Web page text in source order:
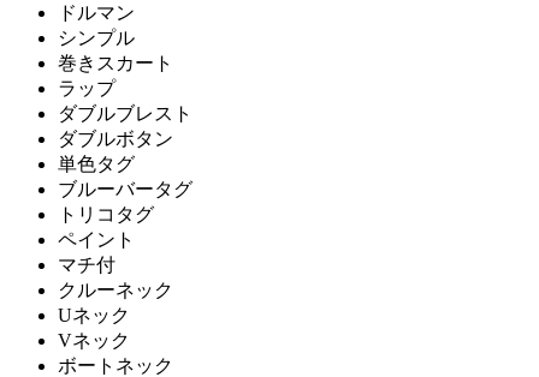
ドルマン
シンプル
巻きスカート
ラップ
ダブルブレスト
ダブルボタン
単色タグ
ブルーバータグ
トリコタグ
ペイント
マチ付
クルーネック
Uネック
Vネック
ボートネック